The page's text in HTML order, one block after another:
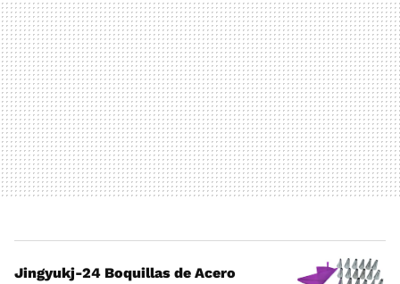
Jingyukj-24 Boquillas de Acero